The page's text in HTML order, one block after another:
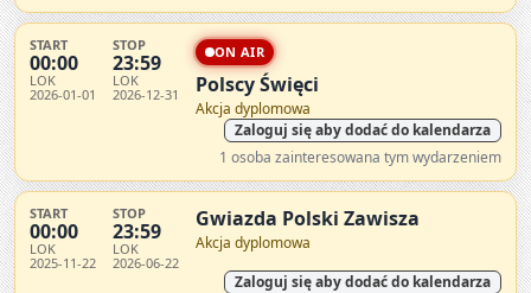
START
00:00
LOK
2026-01-01
STOP
23:59
LOK
2026-12-31
ON AIR
Polscy Święci
Akcja dyplomowa
Zaloguj się aby dodać do kalendarza
1 osoba zainteresowana tym wydarzeniem
START
00:00
LOK
2025-11-22
STOP
23:59
LOK
2026-06-22
Gwiazda Polski Zawisza
Akcja dyplomowa
Zaloguj się aby dodać do kalendarza